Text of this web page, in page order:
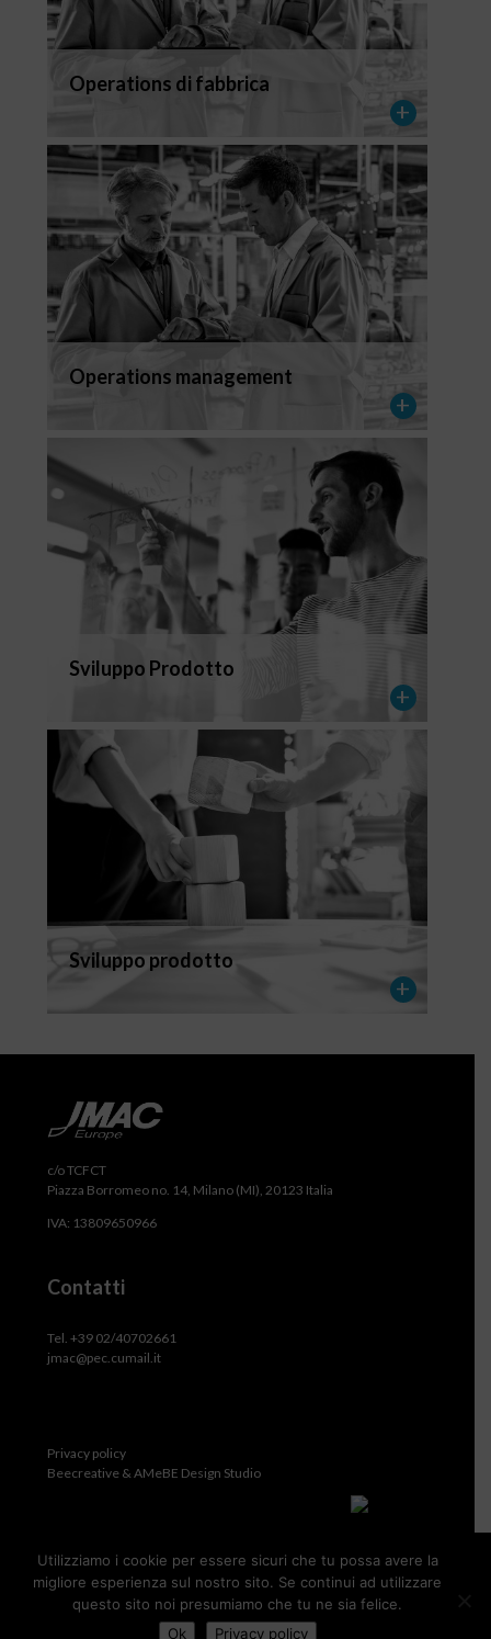
Operations di fabbrica
Operations management
Sviluppo Prodotto
Sviluppo prodotto
c/o TCFCT
Piazza Borromeo no. 14, Milano (MI), 20123 Italia
IVA: 13809650966
Contatti
Tel. +39 02/40702661
jmac@pec.cumail.it
Privacy policy
Beecreative & AMeBE Design Studio
Utilizziamo i cookie per essere sicuri che tu possa avere la
migliore esperienza sul nostro sito. Se continui ad utilizzare
questo sito noi presumiamo che tu ne sia felice.
Ok
Privacy policy